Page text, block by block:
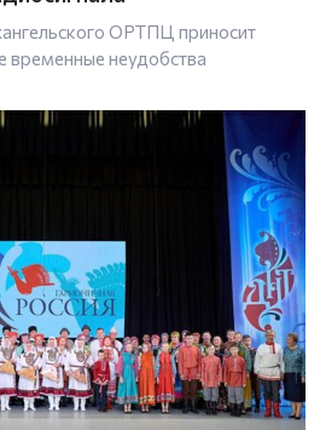
ОРТПЦ приносит
временные неудобства